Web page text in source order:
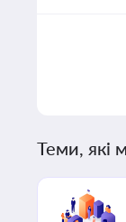
Теми, які